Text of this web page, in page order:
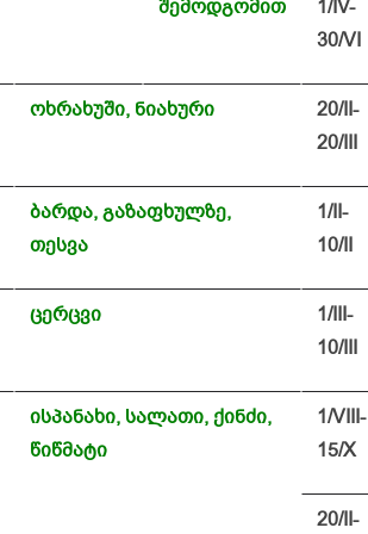
შემოდგომით
1/IV-
30/VI
ოხრახუში, ნიახური
20/II-
20/III
ბარდა, გაზაფხულზე,
თესვა
1/II-
10/II
ცერცვი
1/III-
10/III
ისპანახი, სალათი, ქინძი,
წიწმატი
1/VIII-
15/X
20/II-